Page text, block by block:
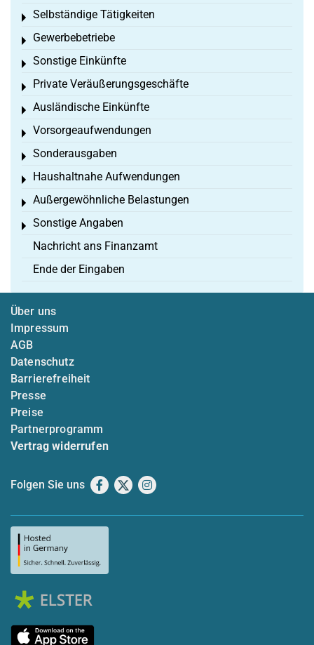
Selbständige Tätigkeiten
Toggle menu
Gewerbebetriebe
Toggle menu
Sonstige Einkünfte
Toggle menu
Private Veräußerungsgeschäfte
Toggle menu
Ausländische Einkünfte
Toggle menu
Vorsorgeaufwendungen
Toggle menu
Sonderausgaben
Toggle menu
Haushaltnahe Aufwendungen
Toggle menu
Außergewöhnliche Belastungen
Toggle menu
Sonstige Angaben
Toggle menu
Nachricht ans Finanzamt
Ende der Eingaben
Über uns
Impressum
AGB
Datenschutz
Barrierefreiheit
Presse
Preise
Partnerprogramm
Vertrag widerrufen
Folgen Sie uns Facebook
X Instagram